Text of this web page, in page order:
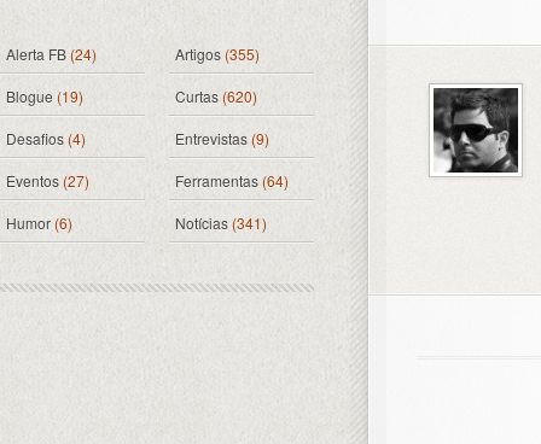
Alerta FB(24) Artigos (355)
Blogue (19) Curtas (620)
Desafios (4) Entrevistas (9)
Eventos(27) Ferramentas(64)
Humor (6) Notícias(341)